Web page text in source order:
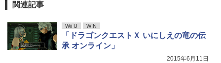
関連記事
Wii U WIN
「ドラゴンクエストＸ いにしえの竜の伝
承 オンライン」
2015年6月11日